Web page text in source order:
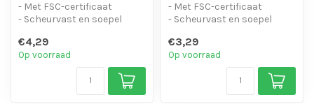
- Met FSC-certificaat
- Scheurvast en soepel
verdunners...
€4,29
Op voorraad
- Met FSC-certificaat
- Scheurvast en soepel
verdunners...
€3,29
Op voorraad